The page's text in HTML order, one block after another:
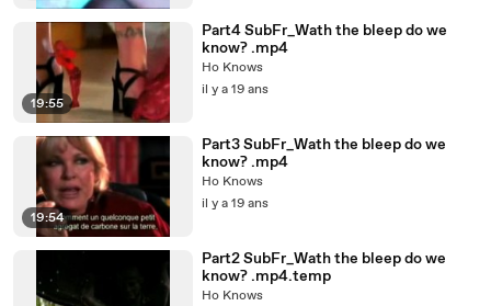
19:55
Part4 SubFr_Wath the bleep do we
know? .mp4
Ho Knows
il y a 19 ans
19:54
Part3 SubFr_Wath the bleep do we
know? .mp4
Ho Knows
il y a 19 ans
Part2 SubFr_Wath the bleep do we
know? .mp4.temp
Ho Knows